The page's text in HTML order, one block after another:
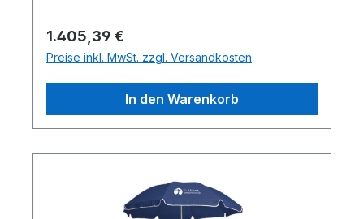
Regulärer Preis:
1.405,39 €
Preise inkl. MwSt. zzgl. Versandkosten
In den Warenkorb